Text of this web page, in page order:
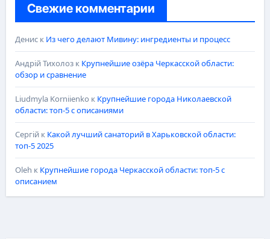
Свежие комментарии
Дениск Из чего делают Мивину: ингредиенты и процесс
Андрій Тихолозк Крупнейшие озёра Черкасской области:
обзор и сравнение
Liudmyla Korniienko к Крупнейшие города Николаевской
области: топ-5 с описаниями
Сергійк Какой лучший санаторий в Харьковской области:
топ-5 2025
Oleh к Крупнейшие города Черкасской области: топ-5 с
описанием